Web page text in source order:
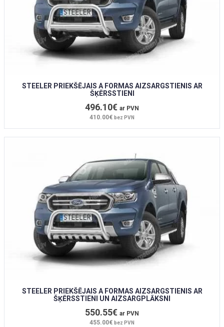
STEELER PRIEKŠĒJAIS A FORMAS AIZSARGSTIENIS AR
ŠĶĒRSSTIENI
496.10€ ar PVN
410.00€ bez PVN
STEELER PRIEKŠĒJAIS A FORMAS AIZSARGSTIENIS AR
ŠĶĒRSSTIENI UN AIZSARGPLĀKSNI
550.55€ ar PVN
455.00€ bez PVN